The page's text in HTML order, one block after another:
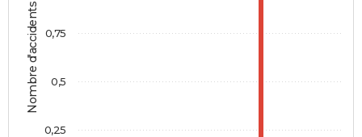
Nombre d'accidents
0,25
0,5
0,75